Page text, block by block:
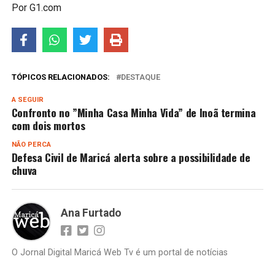
Por G1.com
TÓPICOS RELACIONADOS: DESTAQUE
A SEGUIR
Confronto no ”Minha Casa Minha Vida” de Inoã termina
com dois mortos
NÃO PERCA
Defesa Civil de Maricá alerta sobre a possibilidade de
chuva
Ana Furtado
O Jornal Digital Maricá Web Tv é um portal de notícias